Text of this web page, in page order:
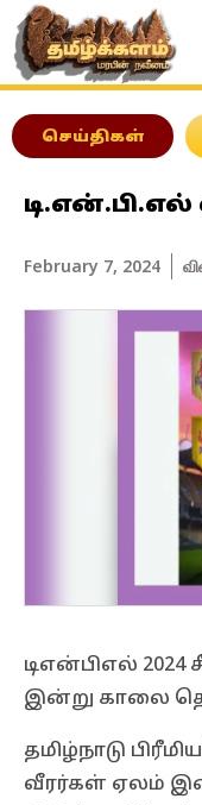
செய்திகள்
February 7, 2024
டிஎன்பிஎல்
இன்று காலை
தமிழ்நாடு
வீரர்கள் ஏலம்